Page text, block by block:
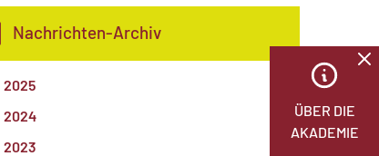
Nachrichten-Archiv
2025
2024
2023
ÜBER DIE
AKADEMIE